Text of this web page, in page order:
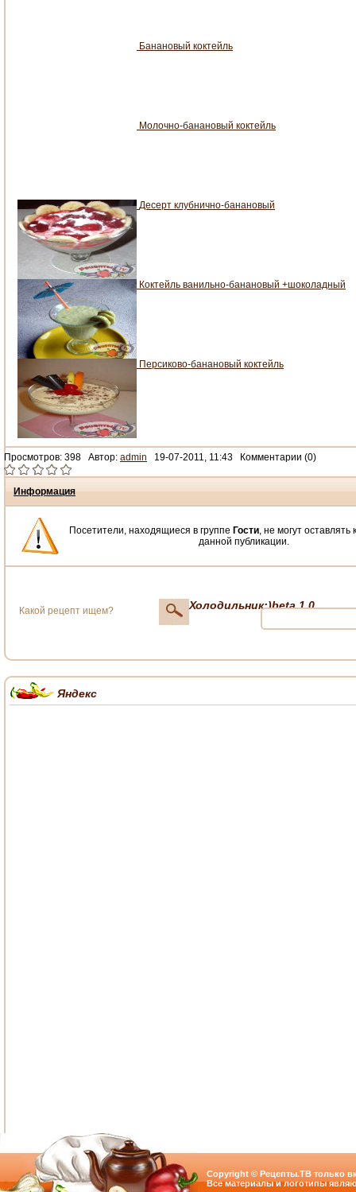
Банановый коктейль
Молочно-банановый коктейль
Десерт клубнично-банановый
Коктейль ванильно-банановый +шоколадный
Персиково-банановый коктейль
Просмотров: 398 Автор: admin 19-07-2011, 11:43 Комментарии (0)
Информация
Посетители, находящиеся в группе Гости, не могут оставлять
данной публикации.
Холодильник;)beta 1.0
Яндекс
Copyright © Рецепты.ТВ только
Все материалы и логотипы